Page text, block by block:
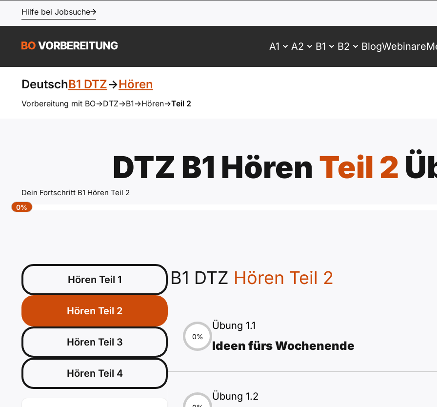
Hilfe bei Jobsuche
A1 A2 B1 B2 BlogWebinare
DeutschB1 DTZ->Hören
Vorbereitung mit BO->DTZ->B1->Hören->Teil 2
DTZ B1 Hören Teil 2
Dein Fortschritt B1 Hören Teil 2
0%
Hören Teil 1
Hören Teil 2
Hören Teil 3
Hören Teil 4
B1 DTZ Hören Teil 2
0%
Übung 1.1
Ideen fürs Wochenende
Übung 1.2